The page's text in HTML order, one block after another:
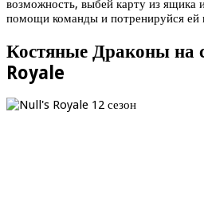
возможность, выбей карту из ящика
помощи команды и потренируйся ей
Костяные Драконы на
Royale